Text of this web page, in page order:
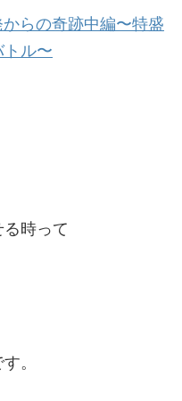
からの奇跡中編〜特盛
トル〜
時って
。